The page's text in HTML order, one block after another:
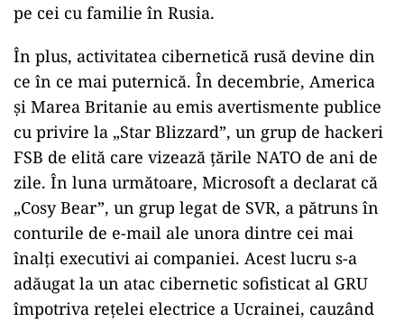
pe cei cu familie în Rusia.
În plus, activitatea cibernetică rusă devine din
ce în ce mai puternică. În decembrie, America
și Marea Britanie au emis avertismente publice
cu privire la „Star Blizzard”, un grup de hackeri
FSB de elită care vizează țările NATO de ani de
zile. În luna următoare, Microsoft a declarat că
„Cosy Bear”, un grup legat de SVR, a pătruns în
conturile de e-mail ale unora dintre cei mai
înalți executivi ai companiei. Acest lucru s-a
adăugat la un atac cibernetic sofisticat al GRU
împotriva rețelei electrice a Ucrainei, cauzând